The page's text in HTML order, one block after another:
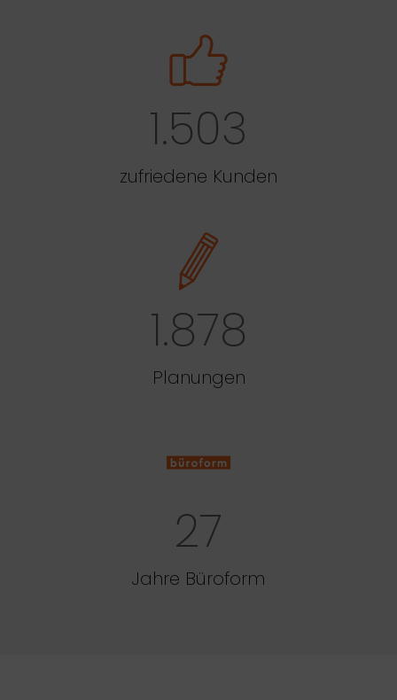
1.503
zufriedene Kunden
1.878
Planungen
27
Jahre Büroform